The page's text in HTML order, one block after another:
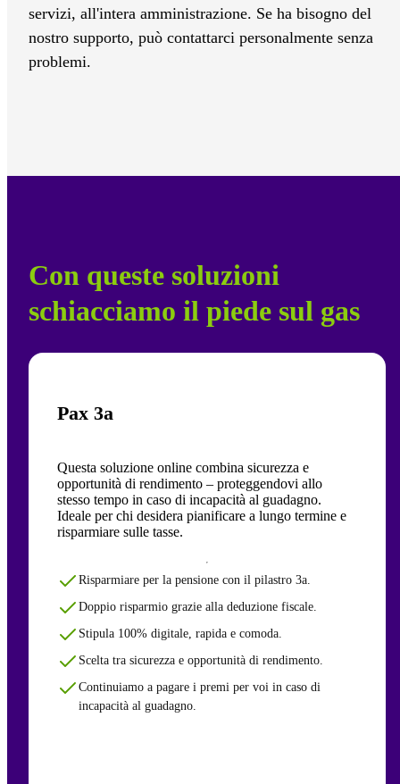
servizi, all'intera amministrazione. Se ha bisogno del
nostro supporto, può contattarci personalmente senza
problemi.
Con queste soluzioni
schiacciamo il piede sul gas
Pax 3a
Questa soluzione online combina sicurezza e
opportunità di rendimento – proteggendovi allo
stesso tempo in caso di incapacità al guadagno.
Ideale per chi desidera pianificare a lungo termine e
risparmiare sulle tasse.
Risparmiare per la pensione con il pilastro 3a.
Doppio risparmio grazie alla deduzione fiscale.
Stipula 100% digitale, rapida e comoda.
Scelta tra sicurezza e opportunità di rendimento.
Continuiamo a pagare i premi per voi in caso di
incapacità al guadagno.